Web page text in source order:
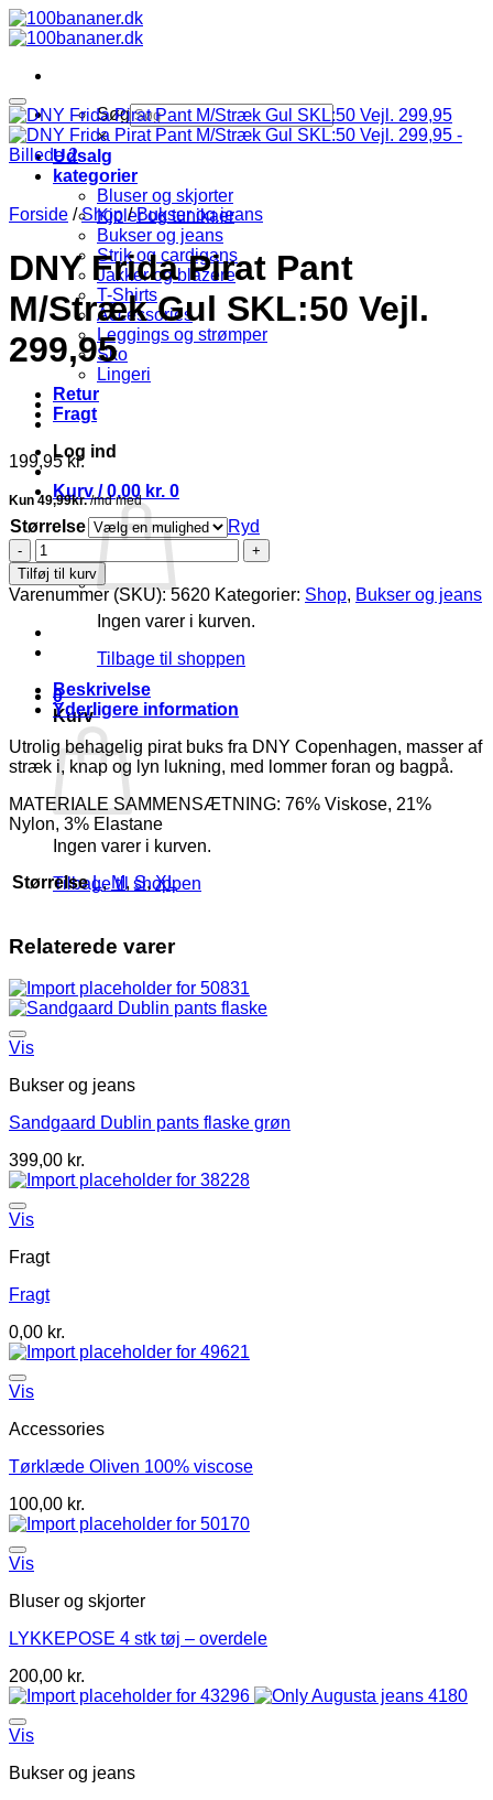
Fortsæt
til
Søg
×
Udsalg
kategorier
Bluser og skjorter
Kjoler og tunikaer
Bukser og jeans
Strik og cardigans
Jakker og blazere
T-Shirts
Accessories
Leggings og strømper
Sko
Lingeri
Retur
Fragt
Log ind
Kurv /0,00 kr. 0
Ingen varer i kurven.
Tilbage til shoppen
0
Kurv
Ingen varer i kurven.
Tilbage til shoppen
Forside / Shop / Bukser og jeans
DNY Frida Pirat Pant
M/Stræk Gul SKL:50 Vejl.
299,95
199,95kr.
Størrelse
Ryd
DNY
Frida
Pirat
Pant
M/Stræk
Gul
Vejl.
299,95
antal
Tilføj til kurv
Varenummer (SKU):5620 Kategorier: Shop, Bukser og jeans
Beskrivelse
Yderligere information
Utrolig behagelig pirat buks fra DNY Copenhagen, masser af
stræk i, knap og lyn lukning, med lommer foran og bagpå.
MATERIALE SAMMENSÆTNING: 76% Viskose, 21%
Nylon, 3% Elastane
Størrelse L,M,S,XL
Relaterede varer
Vis
Bukser og jeans
Sandgaard Dublin pants flaske grøn
399,00 kr.
Vis
Fragt
Fragt
0,00 kr.
Vis
Accessories
Tørklæde Oliven 100% viscose
100,00 kr.
Vis
Bluser og skjorter
LYKKEPOSE 4 stk tøj – overdele
200,00 kr.
Vis
Bukser og jeans